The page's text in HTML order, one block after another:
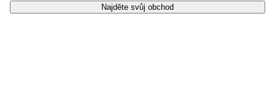
Najděte svůj obchod